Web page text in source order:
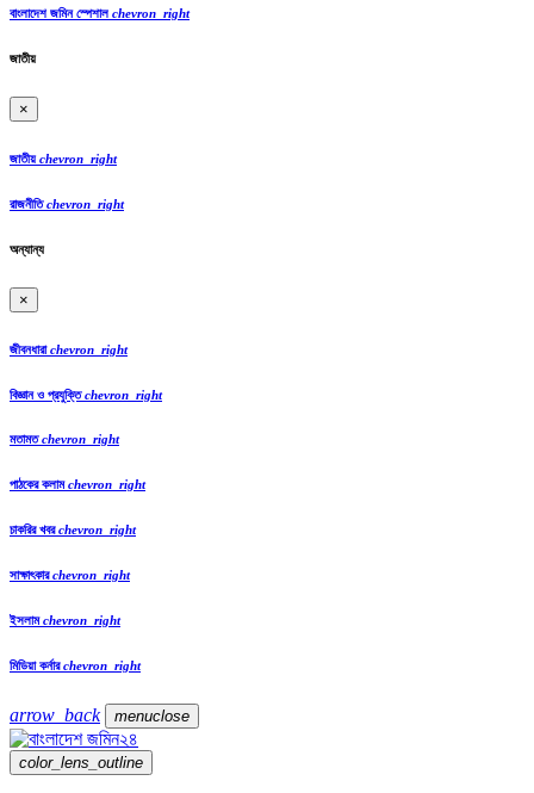
বাংলাদেশ জমিন স্পেশাল chevron_right
জাতীয়
×
জাতীয়chevron_right
রাজনীতিchevron_right
অন্যান্য
×
জীবনধারাchevron_right
বিজ্ঞান ও প্রযুক্তিchevron_right
মতামতchevron_right
পাঠকের কলামchevron_right
চাকরির খবরchevron_right
সাক্ষাৎকারchevron_right
ইসলামchevron_right
মিডিয়া কর্নারchevron_right
arrow_back menuclose
color_lens_outline